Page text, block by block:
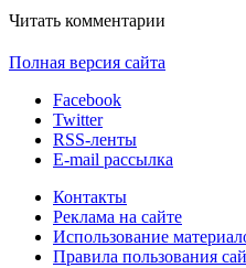
Читать комментарии
Полная версия сайта
Facebook
Twitter
RSS-ленты
E-mail рассылка
Контакты
Реклама на сайте
Использование
Правила пользования